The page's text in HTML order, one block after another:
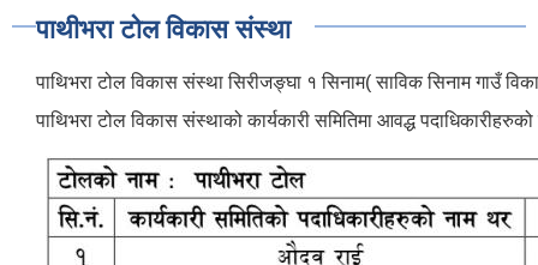
पाथीभरा टोल विकास संस्था
पाथिभरा टोल विकास संस्था सिरीजङ्घा १ सिनाम( साविक सिनाम गाउँ
पाथिभरा टोल विकास संस्थाको कार्यकारी समितिमा आवद्ध